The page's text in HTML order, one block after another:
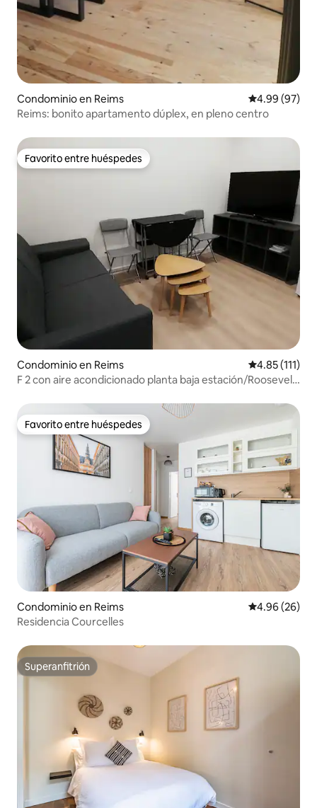
Condominio en Reims Calificación
4.99 (97)
Reims: bonito apartamento dúplex, en pleno centro
Favorito entre huéspedes
Favorito entre huéspedes
Condominio en Reims Calificación
4.85 (111)
F 2 con aire acondicionado planta baja estación/Roosevelt
Favorito entre huéspedes
Favorito entre huéspedes
Condominio en Reims Calificación
4.96 (26)
Residencia Courcelles
Superanfitrión
Superanfitrión